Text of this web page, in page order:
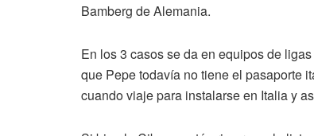
Bamberg de Alemania.
En los 3 casos se da en equipos de
que Pepe todavía no tiene el pasaporte
cuando viaje para instalarse en Italia y